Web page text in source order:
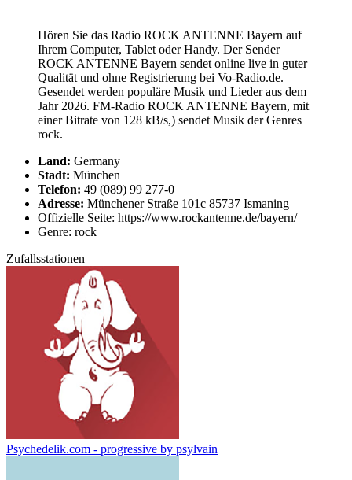
Hören Sie das Radio ROCK ANTENNE Bayern auf
Ihrem Computer, Tablet oder Handy. Der Sender
ROCK ANTENNE Bayern sendet online live in guter
Qualität und ohne Registrierung bei Vo-Radio.de.
Gesendet werden populäre Musik und Lieder aus dem
Jahr 2026. FM-Radio ROCK ANTENNE Bayern, mit
einer Bitrate von 128 kB/s,) sendet Musik der Genres
rock.
Land: Germany
Stadt: München
Telefon: 49 (089) 99 277-0
Adresse: Münchener Straße 101c 85737 Ismaning
Offizielle Seite: https://www.rockantenne.de/bayern/
Genre: rock
Zufallsstationen
Psychedelik.com - progressive by psylvain